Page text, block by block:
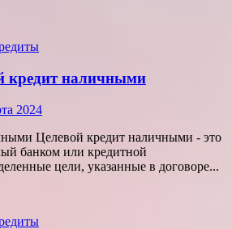
кредит наличными
2024
Целевой кредит наличными - это
банком или кредитной
цели, указанные в договоре...